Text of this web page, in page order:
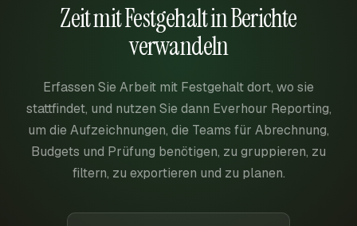
Zeit mit Festgehalt in Berichte
verwandeln
Erfassen Sie Arbeit mit Festgehalt dort, wo sie
stattfindet, und nutzen Sie dann Everhour Reporting,
um die Aufzeichnungen, die Teams für Abrechnung,
Budgets und Prüfung benötigen, zu gruppieren, zu
filtern, zu exportieren und zu planen.